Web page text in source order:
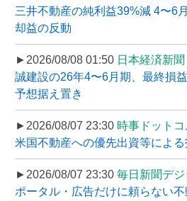
三井不動産の純利益39%減 4〜6
却益の反動
►2026/08/08 01:50 日本経済新聞
誠建設の26年4〜6月期、最終損
予想据え置き
►2026/08/07 23:30 時事ドットコ
米国不動産への優先出資等によ
►2026/08/07 23:30 毎日新聞デ
ポータル・広告だけに頼らない